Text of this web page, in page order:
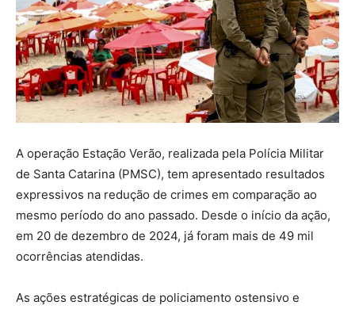
A operação Estação Verão, realizada pela Polícia Militar
de Santa Catarina (PMSC), tem apresentado resultados
expressivos na redução de crimes em comparação ao
mesmo período do ano passado. Desde o início da ação,
em 20 de dezembro de 2024, já foram mais de 49 mil
ocorrências atendidas.
As ações estratégicas de policiamento ostensivo e